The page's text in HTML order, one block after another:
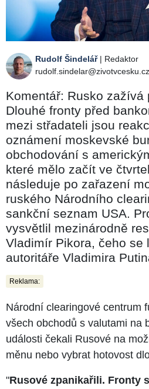
Rudolf Šindelář| Redaktor
rudolf.sindelar@zivotvcesku.cz
Komentář: Rusko zažívá
Dlouhé fronty před
mezi střadateli jsou
oznámení moskevské
obchodování s
které mělo začít ve
následuje po zařazení
ruského Národního
sankční seznam USA.
vysvětlil mezinárodně
Vladimír Pikora, čeho se
autoritáře Vladimira
Reklama:
Národní clearingové centrum
všech obchodů s valutami na
události čekali Rusové na
měnu nebo vybrat hotovost
"Rusové zpanikařili. Fronty